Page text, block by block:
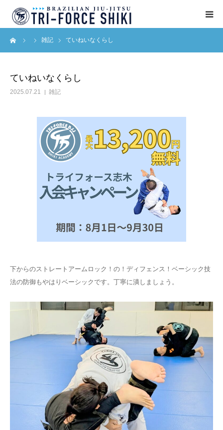
雑記 ていねいなくらし
ていねいなくらし
2025.07.21 雑記
下からのストレートアームロック！の！ディフェンス！ベーシック技
法の防御もやはりベーシックです。丁寧に潰しましょう。
ABOUT
BLOG
アクセス
English